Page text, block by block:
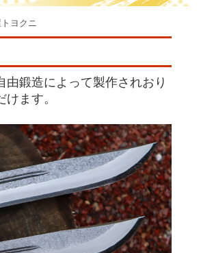
ヨクニ
鍛造によって製作されおり
ます。